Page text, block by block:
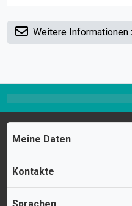
Weitere Informationen
Meine Daten
Kontakte
Sprachen